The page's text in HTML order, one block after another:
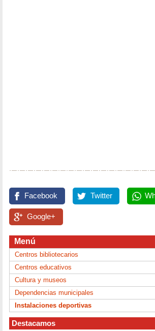
Facebook Twitter
Google+
Menú
Centros bibliotecarios
Centros educativos
Cultura y museos
Dependencias municipales
Instalaciones deportivas
Destacamos